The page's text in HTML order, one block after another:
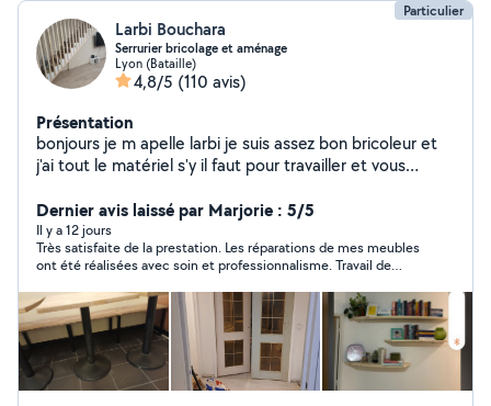
Particulier
Larbi Bouchara
Serrurier bricolage et aménage
Lyon (Bataille)
4,8/5 (110 avis)
Présentation
bonjours je m apelle larbi je suis assez bon bricoleur et
j'ai tout le matériel s'y il faut pour travailler et vous
rénovation., aménagement d intérieur .montage de
meuble cuisine décoration et aussi réparation et
fabrication d ouvrages métalliques. De préférence
travailler avec des personnes réalistes et non des
marchands de tapis. Devis gratuit
Dernier avis laissé par Marjorie : 5/5
Il y a 12 jours
Très satisfaite de la prestation. Les réparations de mes meubles
ont été réalisées avec soin et professionnalisme. Travail de